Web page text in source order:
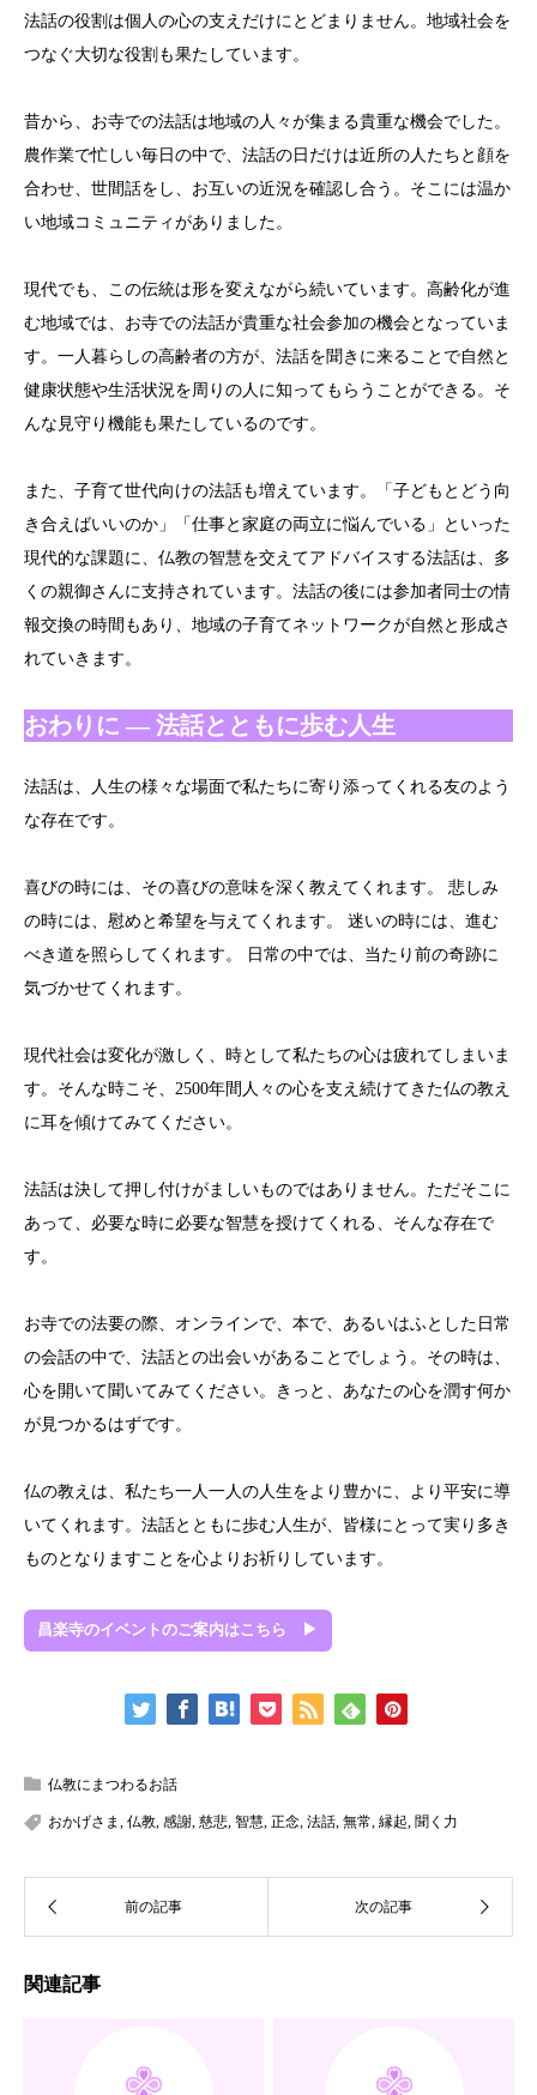
法話の役割は個人の心の支えだけにとどまりません。地域社会を
つなぐ大切な役割も果たしています。
昔から、お寺での法話は地域の人々が集まる貴重な機会でした。
農作業で忙しい毎日の中で、法話の日だけは近所の人たちと顔を
合わせ、世間話をし、お互いの近況を確認し合う。そこには温か
い地域コミュニティがありました。
現代でも、この伝統は形を変えながら続いています。高齢化が進
む地域では、お寺での法話が貴重な社会参加の機会となっていま
す。一人暮らしの高齢者の方が、法話を聞きに来ることで自然と
健康状態や生活状況を周りの人に知ってもらうことができる。そ
んな見守り機能も果たしているのです。
また、子育て世代向けの法話も増えています。「子どもとどう向
き合えばいいのか」「仕事と家庭の両立に悩んでいる」といった
現代的な課題に、仏教の智慧を交えてアドバイスする法話は、多
くの親御さんに支持されています。法話の後には参加者同士の情
報交換の時間もあり、地域の子育てネットワークが自然と形成さ
れていきます。
おわりに ― 法話とともに歩む人生
法話は、人生の様々な場面で私たちに寄り添ってくれる友のよう
な存在です。
喜びの時には、その喜びの意味を深く教えてくれます。 悲しみ
の時には、慰めと希望を与えてくれます。 迷いの時には、進む
べき道を照らしてくれます。 日常の中では、当たり前の奇跡に
気づかせてくれます。
現代社会は変化が激しく、時として私たちの心は疲れてしまいま
す。そんな時こそ、2500年間人々の心を支え続けてきた仏の教え
に耳を傾けてみてください。
法話は決して押し付けがましいものではありません。ただそこに
あって、必要な時に必要な智慧を授けてくれる、そんな存在で
す。
お寺での法要の際、オンラインで、本で、あるいはふとした日常
の会話の中で、法話との出会いがあることでしょう。その時は、
心を開いて聞いてみてください。きっと、あなたの心を潤す何か
が見つかるはずです。
仏の教えは、私たち一人一人の人生をより豊かに、より平安に導
いてくれます。法話とともに歩む人生が、皆様にとって実り多き
ものとなりますことを心よりお祈りしています。
昌楽寺のイベントのご案内はこちら ▶
仏教にまつわるお話
おかげさま , 仏教, 感謝, 慈悲, 智慧, 正念, 法話, 無常, 縁起, 聞く力
関連記事